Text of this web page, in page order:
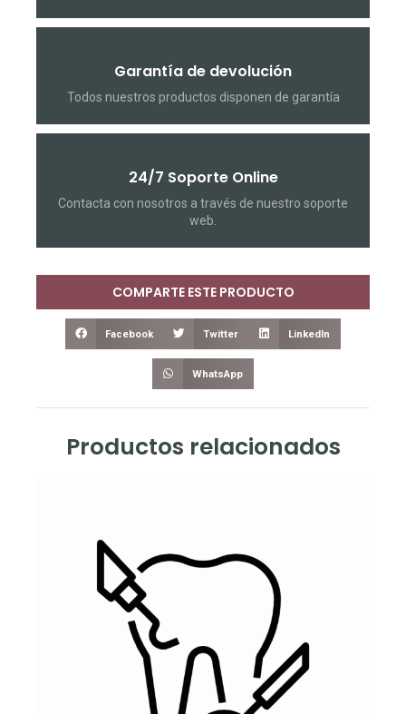
Garantía de devolución
Todos nuestros productos disponen de garantía
24/7 Soporte Online
Contacta con nosotros a través de nuestro soporte
web.
COMPARTE ESTE PRODUCTO
Facebook Twitter LinkedIn
WhatsApp
Productos relacionados